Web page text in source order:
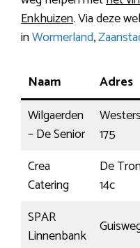
Enkhuizen. Via deze
inWormerland,
Naam Adres
Wilgaerden
– De Senior
175
Crea
Catering
De
14c
SPAR
Linnenbank